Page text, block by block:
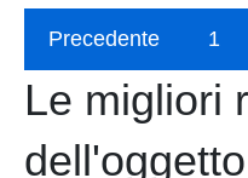
Precedente 1
Le migliori